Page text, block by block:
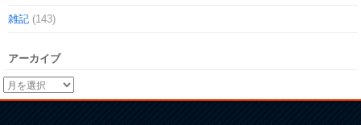
雑記 (143)
アーカイブ